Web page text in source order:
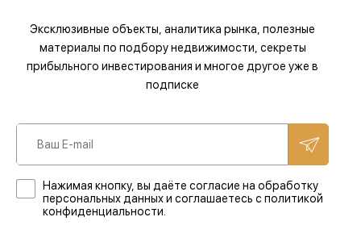
Эксклюзивные объекты, аналитика рынка, полезные
материалы по подбору недвижимости, секреты
прибыльного инвестирования и многое другое уже в
подписке
Нажимая кнопку, вы даёте согласие на обработку
персональных данных и соглашаетесь с политикой
конфиденциальности.